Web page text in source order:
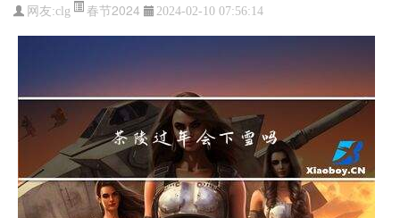
网友:clg 春节2024 2024-02-10 07:56:14